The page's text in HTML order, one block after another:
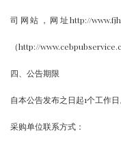
司网站，网址http://
（http://
四、公告期限
自本公告发布之日起1个工作日
采购单位联系方式：